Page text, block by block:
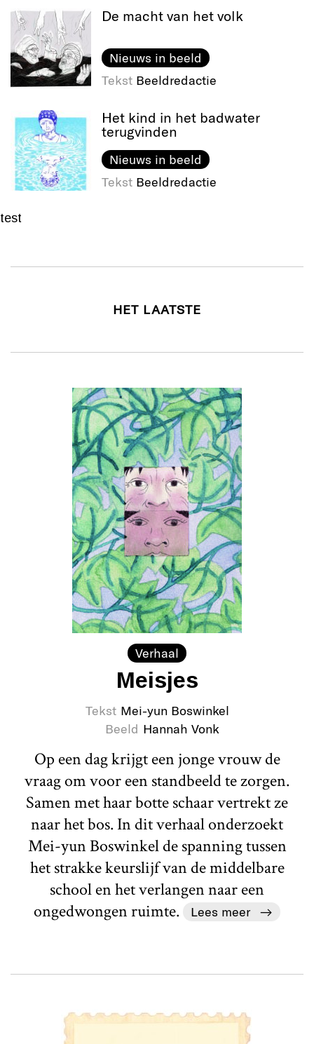
De macht van het volk
Nieuws in beeld
Tekst Beeldredactie
Het kind in het badwater
terugvinden
Nieuws in beeld
Tekst Beeldredactie
test
HET LAATSTE
Verhaal
Meisjes
Tekst Mei-yun Boswinkel
Beeld Hannah Vonk
Op een dag krijgt een jonge vrouw de
vraag om voor een standbeeld te zorgen.
Samen met haar botte schaar vertrekt ze
naar het bos. In dit verhaal onderzoekt
Mei-yun Boswinkel de spanning tussen
het strakke keurslijf van de middelbare
school en het verlangen naar een
ongedwongen ruimte.
Lees meer